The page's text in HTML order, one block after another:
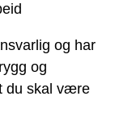
og har
og
du skal være